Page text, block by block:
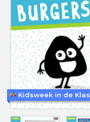
Kidsweek in de Klas